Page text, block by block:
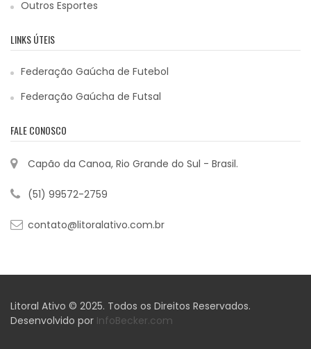
Outros Esportes
LINKS ÚTEIS
Federação Gaúcha de Futebol
Federação Gaúcha de Futsal
FALE CONOSCO
Capão da Canoa, Rio Grande do Sul - Brasil.
(51) 99572-2759
contato@litoralativo.com.br
Litoral Ativo © 2025. Todos os Direitos Reservados.
Desenvolvido por InfoBecker.com